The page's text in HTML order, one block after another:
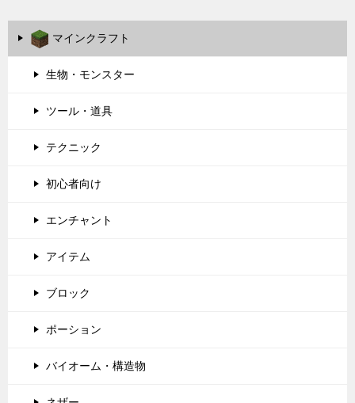
マインクラフト
生物・モンスター
ツール・道具
テクニック
初心者向け
エンチャント
アイテム
ブロック
ポーション
バイオーム・構造物